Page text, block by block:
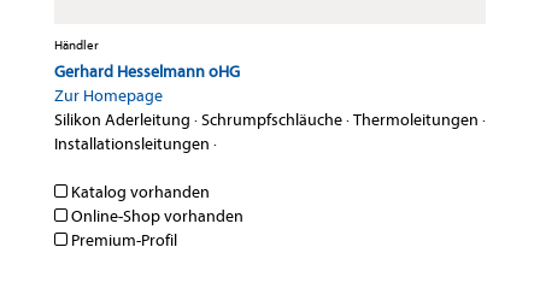
Händler
Gerhard Hesselmann oHG
Zur Homepage
Silikon Aderleitung ·Schrumpfschläuche·Thermoleitungen ·
Installationsleitungen ·
Katalog vorhanden
Online-Shop vorhanden
Premium-Profil